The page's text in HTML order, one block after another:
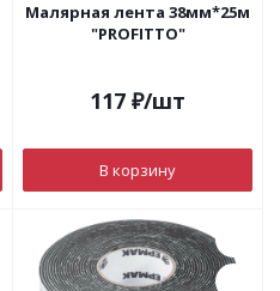
Малярная лента 38мм*25м
"PROFITTO"
117 ₽/шт
В корзину